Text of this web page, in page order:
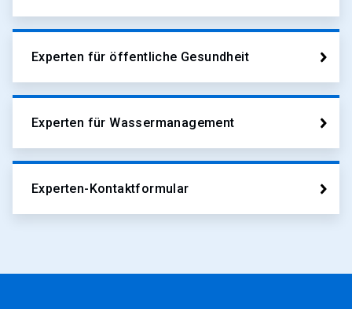
Experten für öffentliche Gesundheit
Experten für Wassermanagement
Experten-Kontaktformular